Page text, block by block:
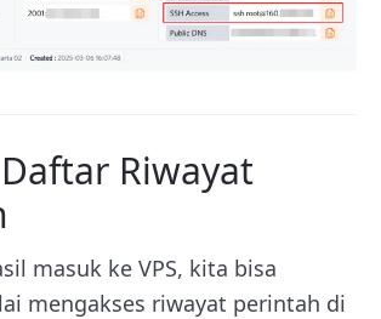
Riwayat
masuk ke VPS, kita bisa
mengakses riwayat perintah di